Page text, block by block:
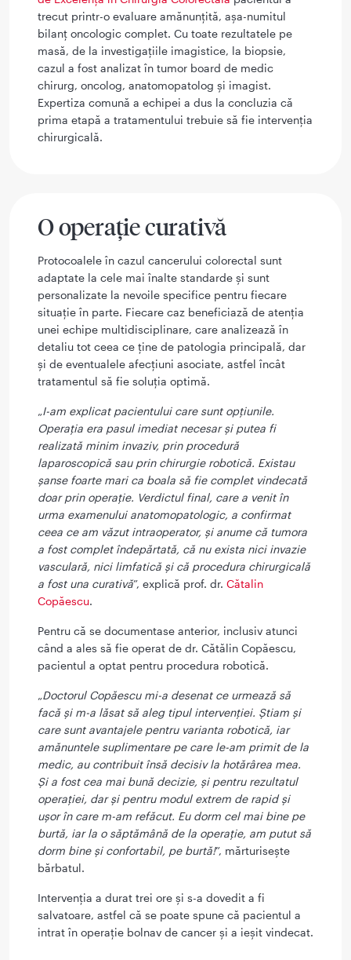
trecut printr-o evaluare amănunțită, așa-numitul
bilanț oncologic complet. Cu toate rezultatele pe
masă, de la investigațiile imagistice, la biopsie,
cazul a fost analizat în tumor board de medic
chirurg, oncolog, anatomopatolog și imagist.
Expertiza comună a echipei a dus la concluzia că
prima etapă a tratamentului trebuie să fie intervenția
chirurgicală.
O operație curativă
Protocoalele în cazul cancerului colorectal sunt
adaptate la cele mai înalte standarde și sunt
personalizate la nevoile specifice pentru fiecare
situație în parte. Fiecare caz beneficiază de atenția
unei echipe multidisciplinare, care analizează în
detaliu tot ceea ce ține de patologia principală, dar
și de eventualele afecțiuni asociate, astfel încât
tratamentul să fie soluția optimă.
„I-am explicat pacientului care sunt opțiunile.
Operația era pasul imediat necesar și putea fi
realizată minim invaziv, prin procedură
laparoscopică sau prin chirurgie robotică. Existau
șanse foarte mari ca boala să fie complet vindecată
doar prin operație. Verdictul final, care a venit în
urma examenului anatomopatologic, a confirmat
ceea ce am văzut intraoperator, și anume că tumora
a fost complet îndepărtată, că nu exista nici invazie
vasculară, nici limfatică și că procedura chirurgicală
a fost una curativă”, explică prof. dr. Cătalin
Copăescu.
Pentru că se documentase anterior, inclusiv atunci
când a ales să fie operat de dr. Cătălin Copăescu,
pacientul a optat pentru procedura robotică.
„Doctorul Copăescu mi-a desenat ce urmează să
facă și m-a lăsat să aleg tipul intervenției. Știam și
care sunt avantajele pentru varianta robotică, iar
amănuntele suplimentare pe care le-am primit de la
medic, au contribuit însă decisiv la hotărârea mea.
Și a fost cea mai bună decizie, și pentru rezultatul
operației, dar și pentru modul extrem de rapid și
ușor în care m-am refăcut. Eu dorm cel mai bine pe
burtă, iar la o săptămână de la operație, am putut să
dorm bine și confortabil, pe burtă!”, mărturisește
bărbatul.
Intervenția a durat trei ore și s-a dovedit a fi
salvatoare, astfel că se poate spune că pacientul a
intrat în operație bolnav de cancer și a ieșit vindecat.